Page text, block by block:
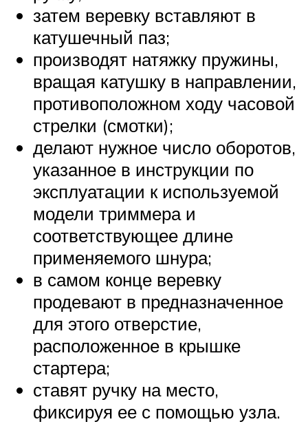
затем веревку вставляют в
катушечный паз;
производят натяжку пружины,
вращая катушку в направлении,
противоположном ходу часовой
стрелки (смотки);
делают нужное число оборотов,
указанное в инструкции по
эксплуатации к используемой
модели триммера и
соответствующее длине
применяемого шнура;
в самом конце веревку
продевают в предназначенное
для этого отверстие,
расположенное в крышке
стартера;
ставят ручку на место,
фиксируя ее с помощью узла.